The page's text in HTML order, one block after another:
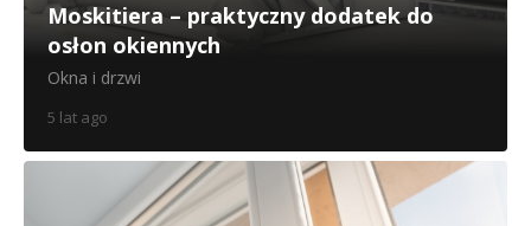
Moskitiera – praktyczny dodatek do
osłon okiennych
Okna i drzwi
5 lat ago